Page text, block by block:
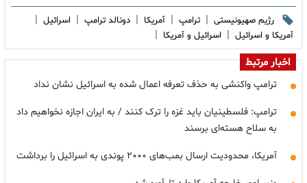
رژیم صهیونیستی | ترامپ | آمریکا | دونالد ترامپ | اسرائیل |
آمریکا و اسرائیل | اسرائیل و آمریکا |
اخبار مرتبط
ترامپ واکنشی به حذف تعرفه اعمال شده به اسرائیل نشان نداد
ترامپ: فلسطینیان باید غزه را ترک کنند / به ایران اجازه نخواهیم داد
به سلاح هسته‌ای برسند
آمریکا، محدودیت ارسال بمب‌های ۲۰۰۰ پوندی به اسرائیل را برداشت